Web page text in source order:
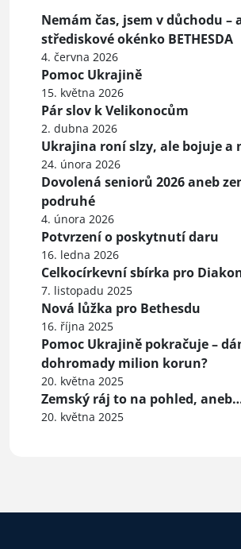
Nemám čas, jsem v důchodu –
střediskové okénko BETHESDA
4. června 2026
Pomoc Ukrajině
15. května 2026
Pár slov k Velikonocům
2. dubna 2026
Ukrajina roní slzy, ale bojuje a
24. února 2026
Dovolená seniorů 2026 aneb
podruhé
4. února 2026
Potvrzení o poskytnutí daru
16. ledna 2026
Celkocírkevní sbírka pro
7. listopadu 2025
Nová lůžka pro Bethesdu
16. října 2025
Pomoc Ukrajině pokračuje –
dohromady milion korun?
20. května 2025
Zemský ráj to na pohled,
20. května 2025